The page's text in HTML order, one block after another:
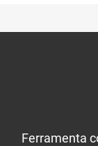
Ferramenta